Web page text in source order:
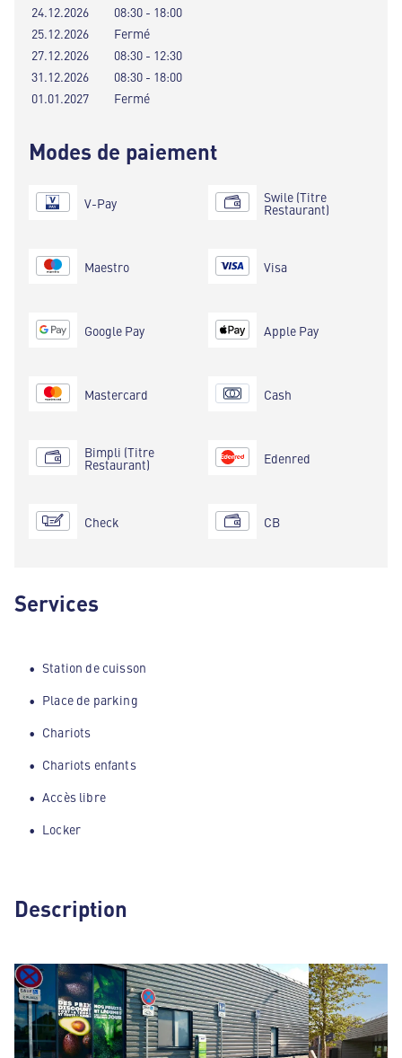
24.12.2026
08:30 - 18:00
25.12.2026
Fermé
27.12.2026
08:30 - 12:30
31.12.2026
08:30 - 18:00
01.01.2027
Fermé
Modes de paiement
V-Pay
Maestro
Google Pay
Mastercard
Bimpli (Titre
Restaurant)
Check
Swile (Titre
Restaurant)
Visa
Apple Pay
Cash
Edenred
CB
Services
Station de cuisson
Place de parking
Chariots
Chariots enfants
Accès libre
Locker
Description